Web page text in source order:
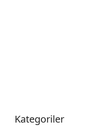
Kategoriler